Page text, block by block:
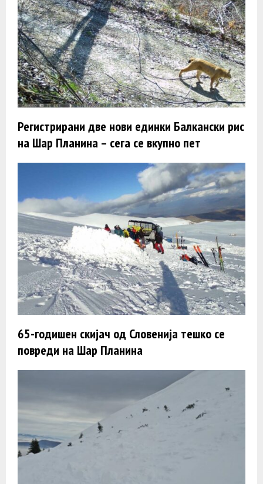
Регистрирани две нови единки Балкански рис
на Шар Планина – сега се вкупно пет
65-годишен скијач од Словенија тешко се
повреди на Шар Планина